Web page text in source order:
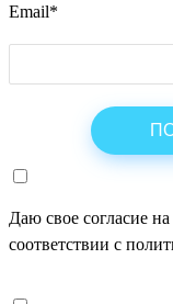
Email*
Даю свое согласие на
соответствии с